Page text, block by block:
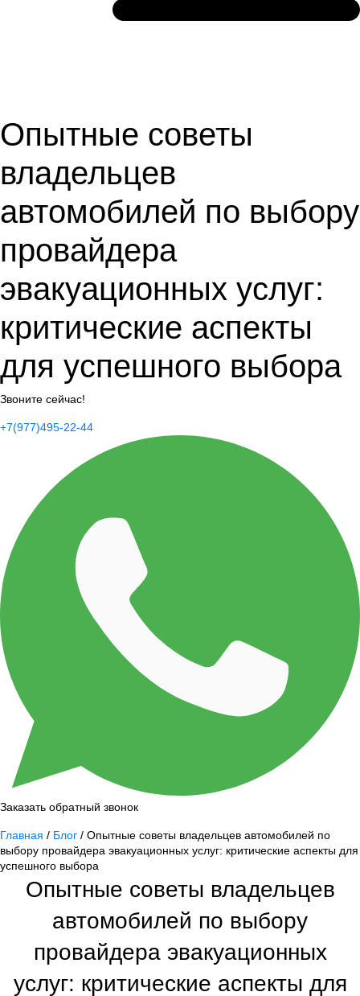
Опытные советы
владельцев
автомобилей по выбору
провайдера
эвакуационных услуг:
критические аспекты
для успешного выбора
Звоните сейчас!
+7(977)495-22-44
Заказать обратный звонок
Главная / Блог / Опытные советы владельцев автомобилей по
выбору провайдера эвакуационных услуг: критические аспекты для
успешного выбора
Опытные советы владельцев
автомобилей по выбору
провайдера эвакуационных
услуг: критические аспекты для